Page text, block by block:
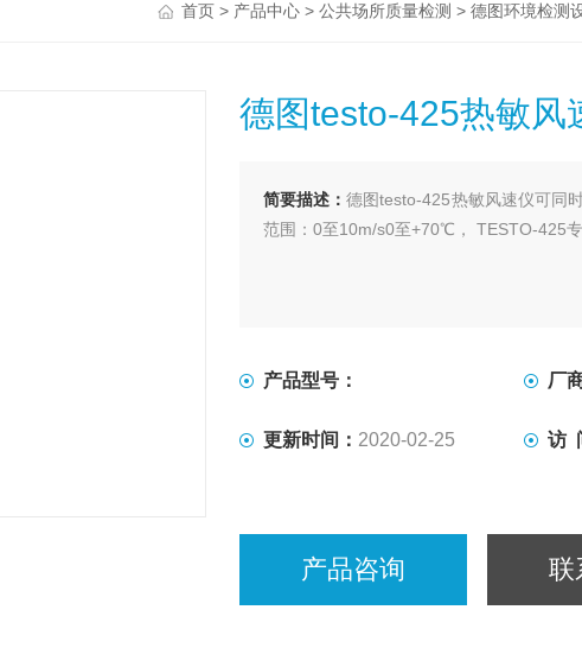
首页> 产品中心> 公共场所质量检测 > 德图环境检测
德图testo-425热敏风
简要描述：德图testo-425热敏风速仪可同
范围：0至10m/s0至+70℃， TESTO-425
产品型号： 厂
更新时间： 2020-02-25 访
产品咨询 联